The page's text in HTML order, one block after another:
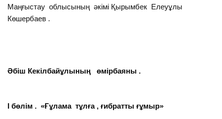
Маңғыстау облысының әкімі Қырымбек Елеуұлы
Көшербаев .
Әбіш Кекілбайұлының өмірбаяны .
І бөлім . «Ғұлама тұлға , ғибратты ғұмыр»